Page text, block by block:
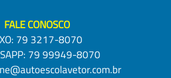
FALE CONOSCO
79 3217-8070
79 99949-8070